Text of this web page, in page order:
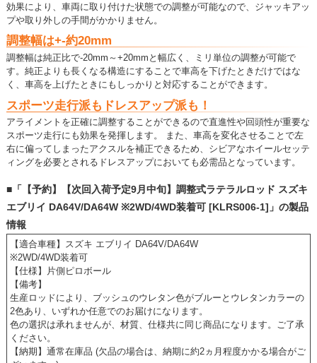
効果により、車両に取り付けた状態での調整が可能なので、ジャッキアッ
プや取り外しの手間がかかりません。
調整幅は+-約20mm
調整幅は純正比で-20mm～+20mmと幅広く、ミリ単位の調整が可能で
す。純正よりも長くなる構造にすることで車高を下げたときだけではな
く、車高を上げたときにもしっかりと対応することができます。
スポーツ走行派もドレスアップ派も！
アライメントを正確に調整することができるので直進性や回頭性が重要な
スポーツ走行にも効果を発揮します。 また、車高を変化させることで左
右に偏ってしまったアクスルを補正できるため、シビアなホイールセッテ
ィングを必要とされるドレスアップにおいても必需品となっています。
■「【予約】【次回入荷予定9月中旬】調整式ラテラルロッド スズキ
エブリイ DA64V/DA64W ※2WD/4WD装着可 [KLRS006-1]」の製品
情報
【適合車種】スズキ エブリイ DA64V/DA64W
※2WD/4WD装着可
【仕様】片側ピロボール
【備考】
生産ロッドにより、ブッシュのウレタン色がブルーとウレタンカラーの
2色あり、いずれか任意でのお届けになります。
色の選択は承れませんが、材質、仕様共に同じ商品になります。ご了承
ください。
【納期】通常在庫品 (欠品の場合は、納期に約2ヵ月程度かかる場合がご